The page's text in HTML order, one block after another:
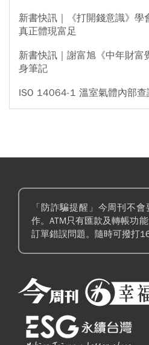
新書快訊｜《打開錢意識》學
真正體現富足
新書快訊｜謝富旭《中年財
身筆記
ISO 14064-1 溫室氣體內部查
「防詐騙提醒」今周刊不
作。ATM只有匯款及轉帳功
訂單錯誤問題。隨時可撥打